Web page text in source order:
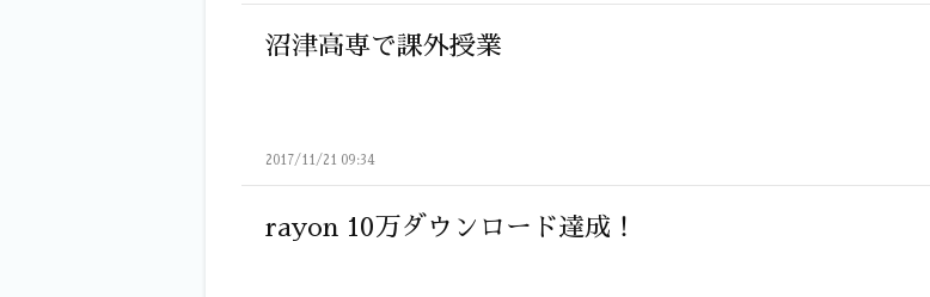
沼津高専で課外授業
2017/11/21 09:34
rayon 10万ダウンロード達成！